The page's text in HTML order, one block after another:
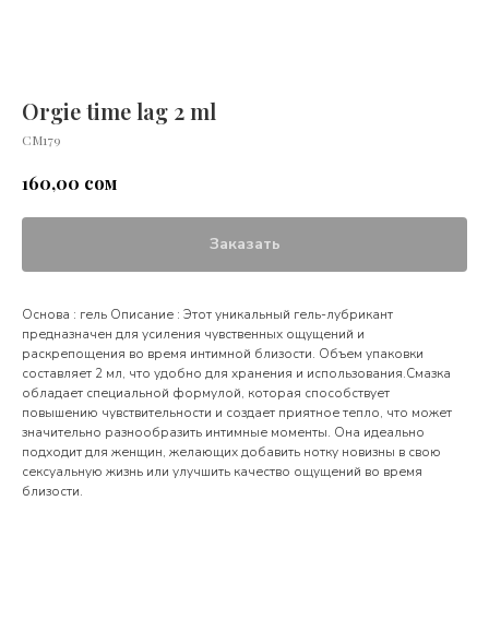
Orgie time lag 2 ml
СМ179
160,00 сом
Заказать
Основа : гель Описание : Этот уникальный гель-лубрикант
предназначен для усиления чувственных ощущений и
раскрепощения во время интимной близости. Объем упаковки
составляет 2 мл, что удобно для хранения и использования.Смазка
обладает специальной формулой, которая способствует
повышению чувствительности и создает приятное тепло, что может
значительно разнообразить интимные моменты. Она идеально
подходит для женщин, желающих добавить нотку новизны в свою
сексуальную жизнь или улучшить качество ощущений во время
близости.